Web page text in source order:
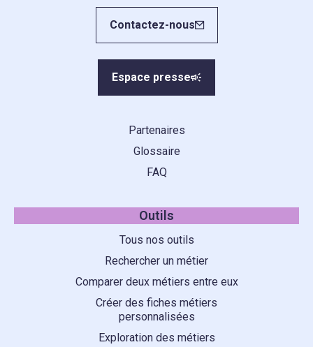
Contactez-nous
Espace presse
Partenaires
Glossaire
FAQ
Outils
Tous nos outils
Rechercher un métier
Comparer deux métiers entre eux
Créer des fiches métiers
personnalisées
Exploration des métiers